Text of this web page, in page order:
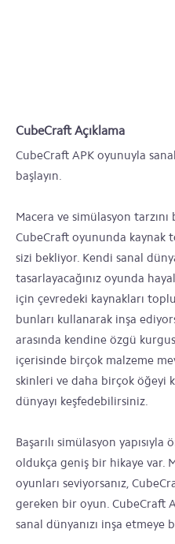
CubeCraft Açıklama
CubeCraft APK oyunuyla
başlayın.
Macera ve simülasyon
CubeCraft oyununda kaynak
sizi bekliyor. Kendi sanal
tasarlayacağınız oyunda
için çevredeki kaynakları
bunları kullanarak inşa
arasında kendine özgü
içerisinde birçok malzeme
skinleri ve daha birçok öğeyi
dünyayı keşfedebilirsiniz.
Başarılı simülasyon
oldukça geniş bir hikaye var.
oyunları seviyorsanız,
gereken bir oyun. CubeCraft
sanal dünyanızı inşa etmeye